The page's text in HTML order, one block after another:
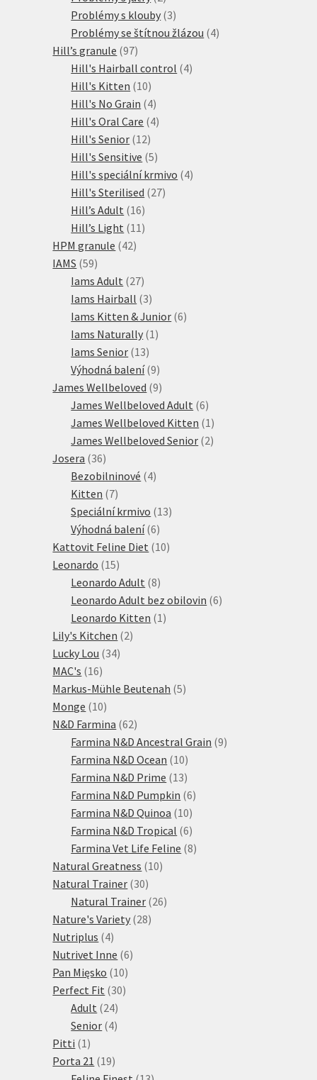
produkty
Problémy s klouby 33
produkty
Problémy se štítnou žlázou 44
Hill’s granule 9797
produktů
Hill's Hairball control 44
Hill's Kitten 1010
produktů
Hill's No Grain 44
produkty
Hill's Oral Care 44
Hill's Senior 1212
produktů
Hill's Sensitive 55
produktů
Hill's speciální krmivo 44
Hill's Sterilised 2727
Hill’s Adult 1616
produktů
Hill’s Light 1111
HPM granule 4242
IAMS 5959
produktů
Iams Adult 2727
produktů
Iams Hairball 33
produkty
Iams Kitten & Junior 66
Iams Naturally 11
Iams Senior 1313
produktů
Výhodná balení 99
produktů
James Wellbeloved 99
produktů
James Wellbeloved Adult 66
produktů
James Wellbeloved Kitten 11
produkt
James Wellbeloved Senior 22
Josera 3636
produktů
Bezobilninové 44
Kitten 77
produktů
Speciální krmivo 1313
Výhodná balení 66
produktů
Kattovit Feline Diet 1010
Leonardo 1515
produktů
Leonardo Adult 88
produktů
Leonardo Adult bez obilovin 66
Leonardo Kitten 11
Lily's Kitchen 22
Lucky Lou 3434
MAC's 1616
produktů
Markus-Mühle Beutenah 55
Monge 1010
produktů
N&D Farmina 6262
produktů
Farmina N&D Ancestral Grain 99
Farmina N&D Ocean 1010
produktů
Farmina N&D Prime 1313
produktů
Farmina N&D Pumpkin 66
Farmina N&D Quinoa 1010
produktů
Farmina N&D Tropical 66
produktů
Farmina Vet Life Feline 88
Natural Greatness 1010
Natural Trainer 3030
produktů
Natural Trainer 2626
Nature's Variety 2828
Nutriplus 44
produkty
Nutrivet Inne 66
Pan Mięsko 1010
produktů
Perfect Fit 3030
Adult 2424
produktů
Senior 44
Pitti 11
produkt
Porta 21 1919